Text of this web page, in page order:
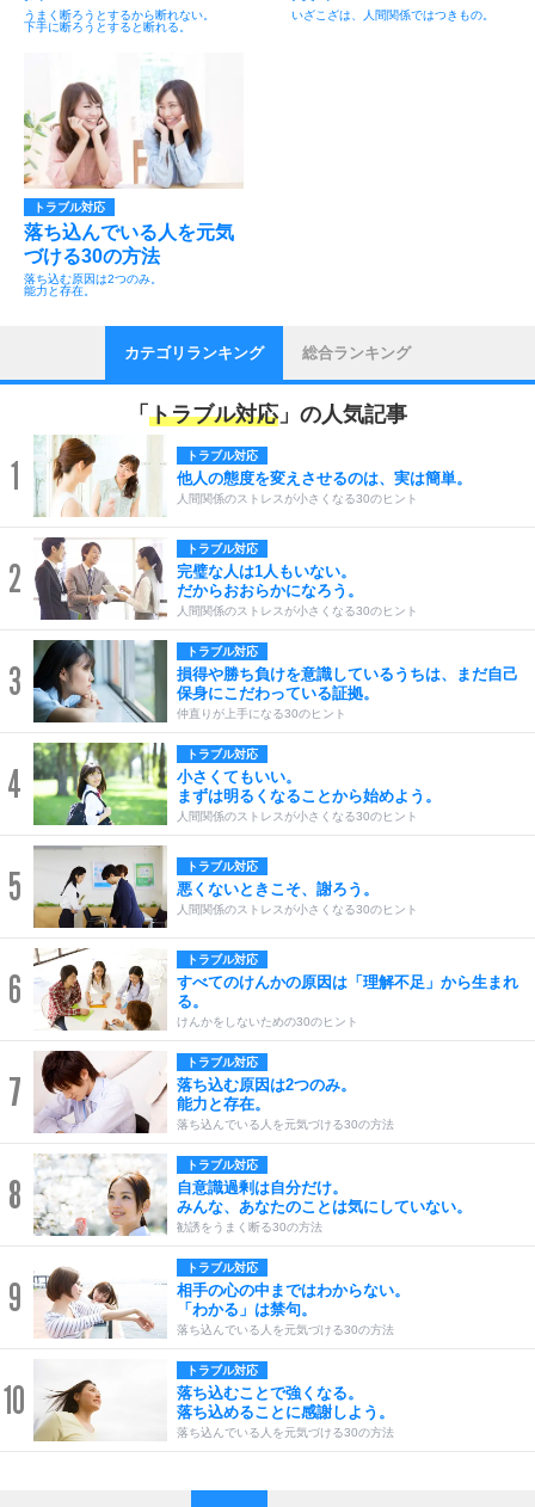
うまく断ろうとするから断れない。
下手に断ろうとすると断れる。
いざこざは、人間関係ではつきもの。
トラブル対応
落ち込んでいる人を元気
づける30の方法
落ち込む原因は2つのみ。
能力と存在。
カテゴリランキング 総合ランキング
「 トラブル対応」の人気記事
1 トラブル対応
他人の態度を変えさせるのは、実は簡単。
人間関係のストレスが小さくなる30のヒント
2
トラブル対応
完璧な人は1人もいない。
だからおおらかになろう。
人間関係のストレスが小さくなる30のヒント
3
トラブル対応
損得や勝ち負けを意識しているうちは、まだ自己
保身にこだわっている証拠。
仲直りが上手になる30のヒント
4
トラブル対応
小さくてもいい。
まずは明るくなることから始めよう。
人間関係のストレスが小さくなる30のヒント
5 トラブル対応
悪くないときこそ、謝ろう。
人間関係のストレスが小さくなる30のヒント
6
トラブル対応
すべてのけんかの原因は「理解不足」から生まれ
る。
けんかをしないための30のヒント
7
トラブル対応
落ち込む原因は2つのみ。
能力と存在。
落ち込んでいる人を元気づける30の方法
8
トラブル対応
自意識過剰は自分だけ。
みんな、あなたのことは気にしていない。
勧誘をうまく断る30の方法
9
トラブル対応
相手の心の中まではわからない。
「わかる」は禁句。
落ち込んでいる人を元気づける30の方法
10
トラブル対応
落ち込むことで強くなる。
落ち込めることに感謝しよう。
落ち込んでいる人を元気づける30の方法